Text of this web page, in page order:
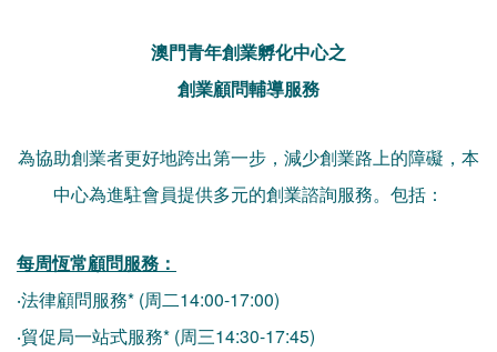
澳門青年創業孵化中心之
創業顧問輔導服務
為協助創業者更好地跨出第一步，減少創業路上的障礙，本
中心為進駐會員提供多元的創業諮詢服務。包括：
每周恆常顧問服務：
‧法律顧問服務* (周二14:00-17:00)
‧貿促局一站式服務* (周三14:30-17:45)